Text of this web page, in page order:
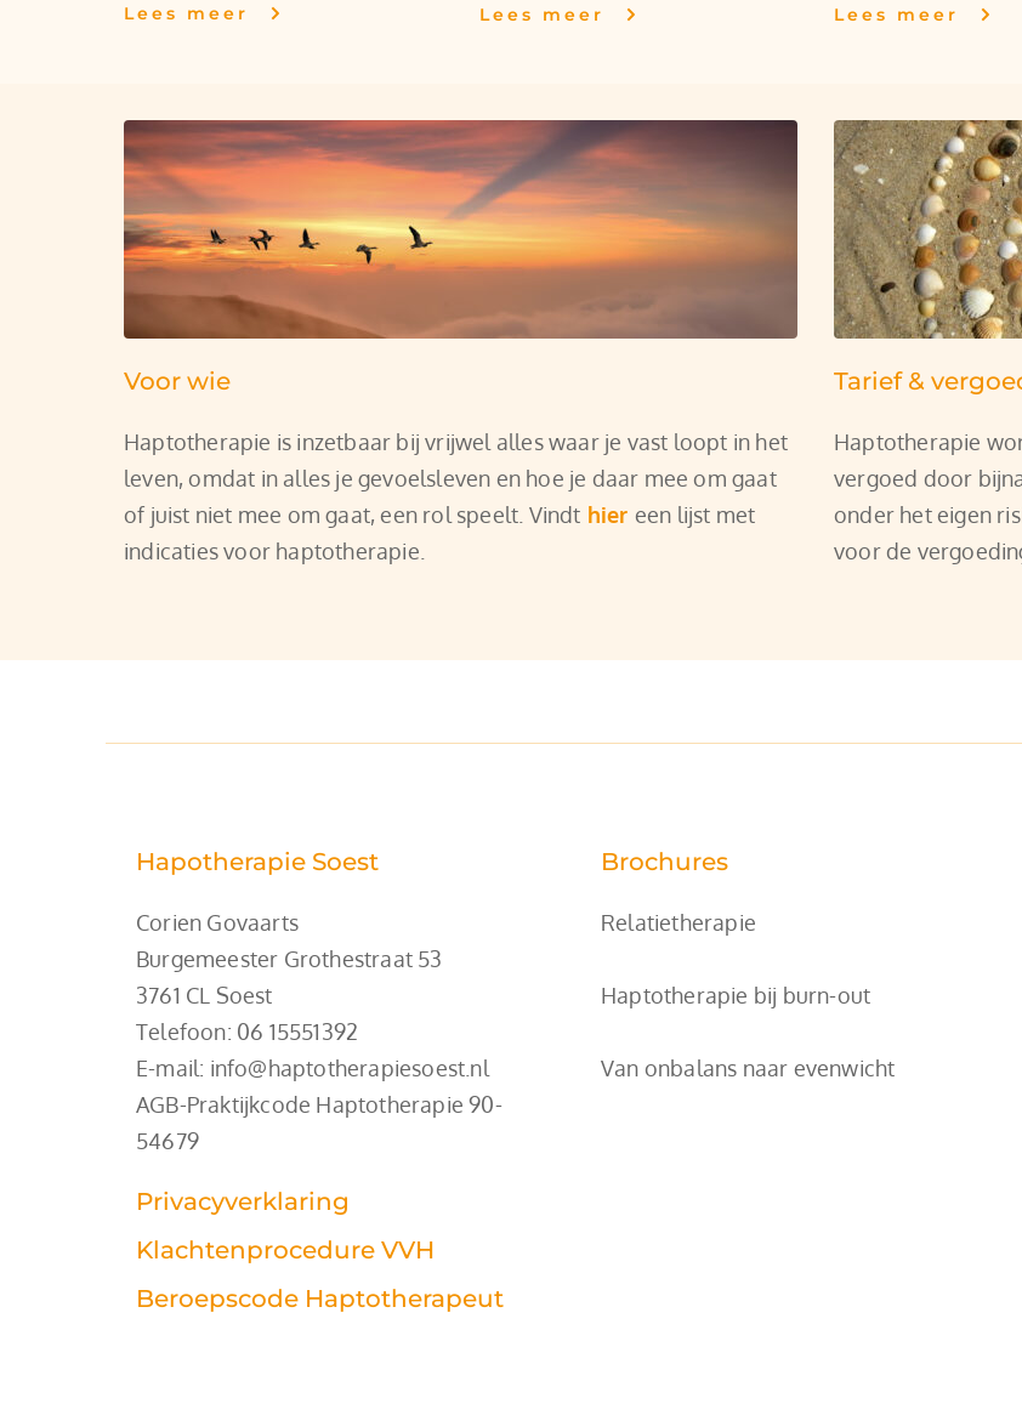
Lees meer Lees meer Lees meer
Voor wie
Haptotherapie is inzetbaar bij vrijwel alles waar je vast loopt in het
leven, omdat in alles je gevoelsleven en hoe je daar mee om gaat
of juist niet mee om gaat, een rol speelt. Vindt hier een lijst met
indicaties voor haptotherapie.
Tarief &
Haptotherapie
vergoed door
onder het eigen
voor de
Hapotherapie Soest
Corien Govaarts
Burgemeester Grothestraat 53
3761 CL Soest
Telefoon: 06 15551392
E-mail: info@haptotherapiesoest.nl
AGB-Praktijkcode Haptotherapie 90-
54679
Privacyverklaring
Klachtenprocedure VVH
Beroepscode Haptotherapeut
Brochures
Relatietherapie
Haptotherapie bij burn-out
Van onbalans naar evenwicht